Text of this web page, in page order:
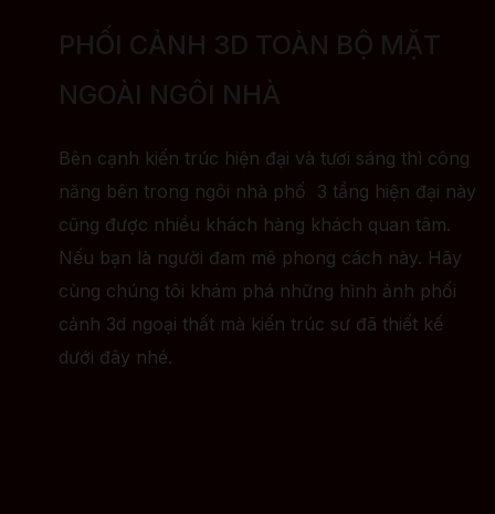
PHỐI CẢNH 3D TOÀN BỘ MẶT
NGOÀI NGÔI NHÀ
Bên cạnh kiến trúc hiện đại và tươi sáng thì công
năng bên trong ngôi nhà phố 3 tầng hiện đại này
cũng được nhiều khách hàng khách quan tâm.
Nếu bạn là người đam mê phong cách này. Hãy
cùng chúng tôi khám phá những hình ảnh phối
cảnh 3d ngoại thất mà kiến trúc sư đã thiết kế
dưới đây nhé.